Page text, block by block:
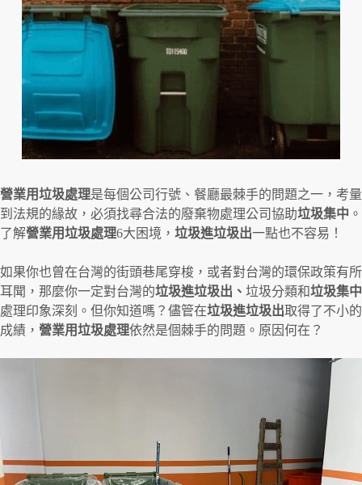
營業用垃圾處理是每個公司行號、餐廳最棘手的問題之一，考量
到法規的緣故，必須找尋合法的廢棄物處理公司協助垃圾集中 。
了解營業用垃圾處理6大困境， 垃圾進垃圾出一點也不容易！
如果你也曾在台灣的街頭巷尾穿梭，或者對台灣的環保政策有所
耳聞，那麼你一定對台灣的垃圾進垃圾出、 垃圾分類和垃圾集中
處理印象深刻。但你知道嗎？儘管在垃圾進垃圾出取得了不小的
成績， 營業用垃圾處理依然是個棘手的問題。原因何在？